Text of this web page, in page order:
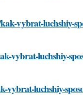
vybrat-luchshiy-
vybrat-luchshiy-
vybrat-luchshiy-